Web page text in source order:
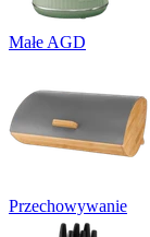
Małe AGD
Przechowywanie